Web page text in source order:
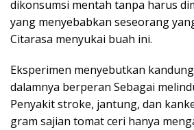
dikonsumsi mentah tanpa harus
yang menyebabkan seseorang
Citarasa menyukai buah ini.
Eksperimen menyebutkan
dalamnya berperan Sebagai
Penyakit stroke, jantung, dan
gram sajian tomat ceri hanya